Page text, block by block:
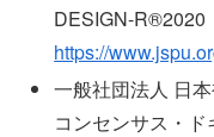
DESIGN-R®2020
https://
一般社団法人 日
コンセンサス・ド